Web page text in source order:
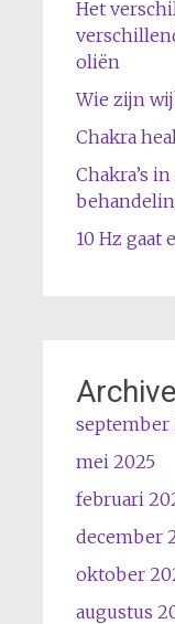
Het
oliën
Wie zijn
Chakra
Chakra’s
10 Hz gaat
september
mei 2025
februari
december
oktober
augustus